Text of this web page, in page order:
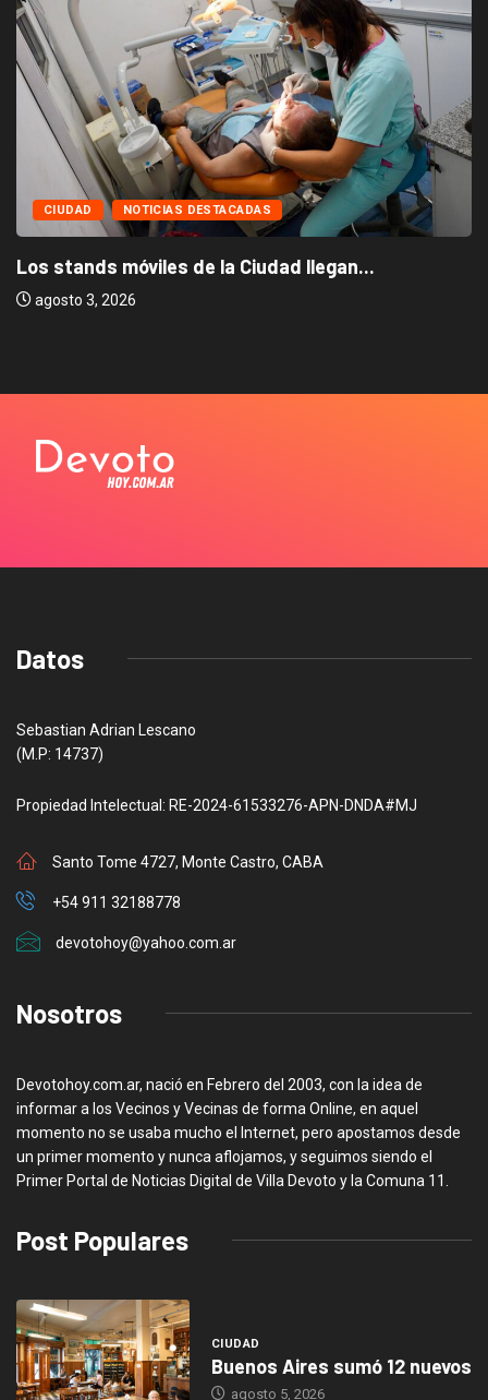
CIUDAD NOTICIAS DESTACADAS
Los stands móviles de la Ciudad llegan...
agosto 3, 2026
Datos
Sebastian Adrian Lescano
(M.P: 14737)
Propiedad Intelectual: RE-2024-61533276-APN-DNDA#MJ
Santo Tome 4727, Monte Castro, CABA
+54 911 32188778
devotohoy@yahoo.com.ar
Nosotros
Devotohoy.com.ar, nació en Febrero del 2003, con la idea de
informar a los Vecinos y Vecinas de forma Online, en aquel
momento no se usaba mucho el Internet, pero apostamos desde
un primer momento y nunca aflojamos, y seguimos siendo el
Primer Portal de Noticias Digital de Villa Devoto y la Comuna 11.
Post Populares
CIUDAD
Buenos Aires sumó 12 nuevos
agosto 5, 2026